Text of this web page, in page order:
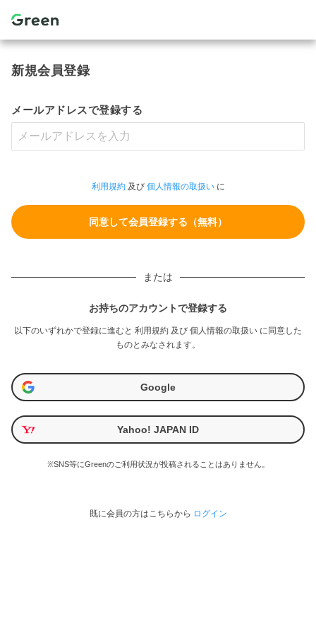
新規会員登録
メールアドレスで登録する
利用規約及び 個人情報の取扱いに
または
お持ちのアカウントで登録する
以下のいずれかで登録に進むと 利用規約 及び 個人情報の取扱い に同意した
ものとみなされます。
Google
Yahoo! JAPAN ID
※SNS等にGreenのご利用状況が投稿されることはありません。
既に会員の方はこちらから ログイン